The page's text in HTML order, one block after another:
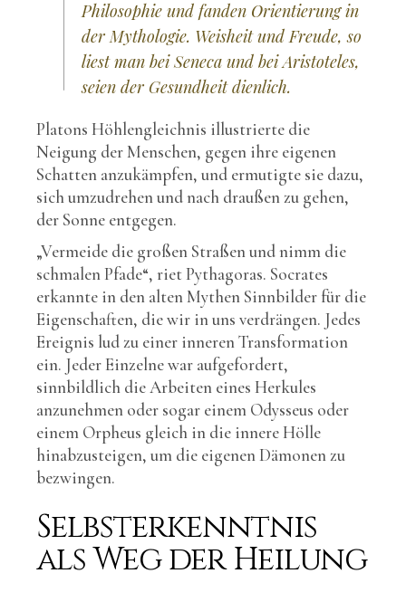
Philosophie und fanden Orientierung in
der Mythologie. Weisheit und Freude, so
liest man bei Seneca und bei Aristoteles,
seien der Gesundheit dienlich.
Platons Höhlengleichnis illustrierte die
Neigung der Menschen, gegen ihre eigenen
Schatten anzukämpfen, und ermutigte sie dazu,
sich umzudrehen und nach draußen zu gehen,
der Sonne entgegen.
„Vermeide die großen Straßen und nimm die
schmalen Pfade“, riet Pythagoras. Socrates
erkannte in den alten Mythen Sinnbilder für die
Eigenschaften, die wir in uns verdrängen. Jedes
Ereignis lud zu einer inneren Transformation
ein. Jeder Einzelne war aufgefordert,
sinnbildlich die Arbeiten eines Herkules
anzunehmen oder sogar einem Odysseus oder
einem Orpheus gleich in die innere Hölle
hinabzusteigen, um die eigenen Dämonen zu
bezwingen.
Selbsterkenntnis
als Weg der Heilung